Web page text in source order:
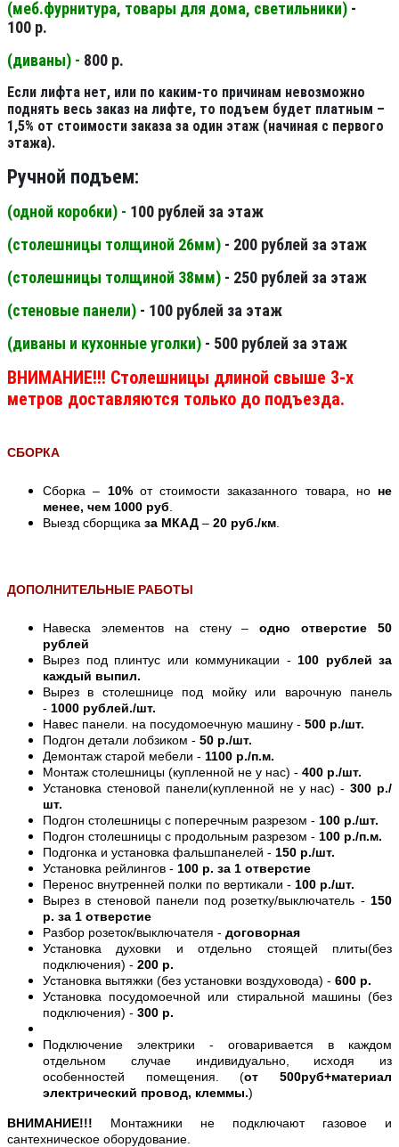
(меб.фурнитура, товары для дома, светильники) -
100 р.
(диваны) - 800 р.
Если лифта нет, или по каким-то причинам невозможно
поднять весь заказ на лифте, то подъем будет платным –
1,5% от стоимости заказа за один этаж (начиная с первого
этажа).
Ручной подъем:
(одной коробки) - 100 рублей за этаж
(столешницы толщиной 26мм) - 200 рублей за этаж
(столешницы толщиной 38мм) - 250 рублей за этаж
(стеновые панели) - 100 рублей за этаж
(диваны и кухонные уголки) - 500 рублей за этаж
ВНИМАНИЕ!!! Столешницы длиной свыше 3-х
метров доставляются только до подъезда.
СБОРКА
Сборка – 10%от стоимости заказанного товара, но не
менее, чем 1000 руб
Выезд сборщика за МКАД – 20 руб./км
ДОПОЛНИТЕЛЬНЫЕ РАБОТЫ
Навеска элементов на стену –одно отверстие 50
рублей
Вырез под плинтус или коммуникации - 100 рублей за
каждый выпил.
Вырез в столешнице под мойку или варочную панель
- 1000 рублей./шт.
Навес панели. на посудомоечную машину - 500 р./шт.
Подгон детали лобзиком - 50 р./шт.
Демонтаж старой мебели - 1100 р./п.м.
Монтаж столешницы (купленной не у нас) - 400 р./шт.
Установка стеновой панели(купленной не у нас) -300 р./
шт.
Подгон столешницы с поперечным разрезом - 100 р./шт.
Подгон столешницы с продольным разрезом - 100 р./п.м.
Подгонка и установка фальшпанелей - 150 р./шт.
Установка рейлингов - 100 р. за 1 отверстие
Перенос внутренней полки по вертикали - 100 р./шт.
Вырез в стеновой панели под розетку/выключатель - 150
р. за 1 отверстие
Разбор розеток/выключателя - договорная
Установка духовки и отдельно стоящей плиты(без
подключения) - 200 р.
Установка вытяжки (без установки воздуховода) - 600 р.
Установка посудомоечной или стиральной машины (без
подключения) - 300 р.
Подключение электрики - оговаривается в каждом
отдельном случае индивидуально, исходя из
особенностей помещения. (от 500руб+материал
электрический провод, клеммы.)
ВНИМАНИЕ!!! Монтажники не подключают газовое и
сантехническое оборудование.